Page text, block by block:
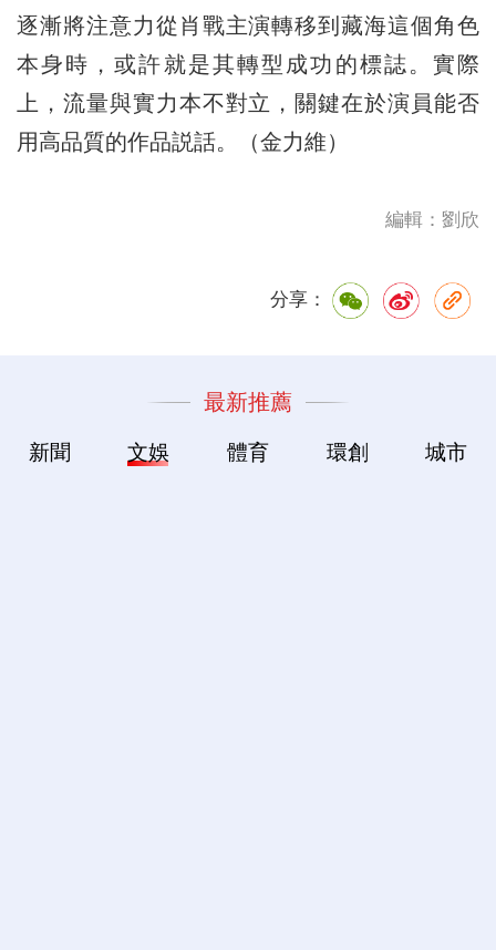
逐漸將注意力從肖戰主演轉移到藏海這個角色
本身時，或許就是其轉型成功的標誌。實際
上，流量與實力本不對立，關鍵在於演員能否
用高品質的作品説話。（金力維）
編輯：劉欣
分享：
最新推薦
新聞 文娛 體育 環創 城市